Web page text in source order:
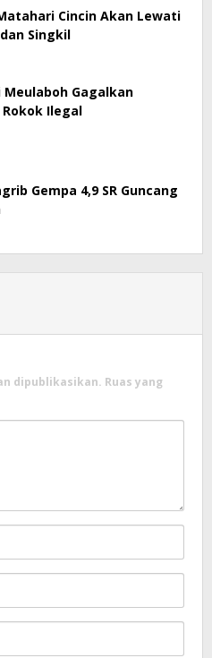
Cincin Akan Lewati
Singkil
Meulaboh Gagalkan
Ilegal
Gempa 4,9 SR Guncang
dipublikasikan. Ruas yang